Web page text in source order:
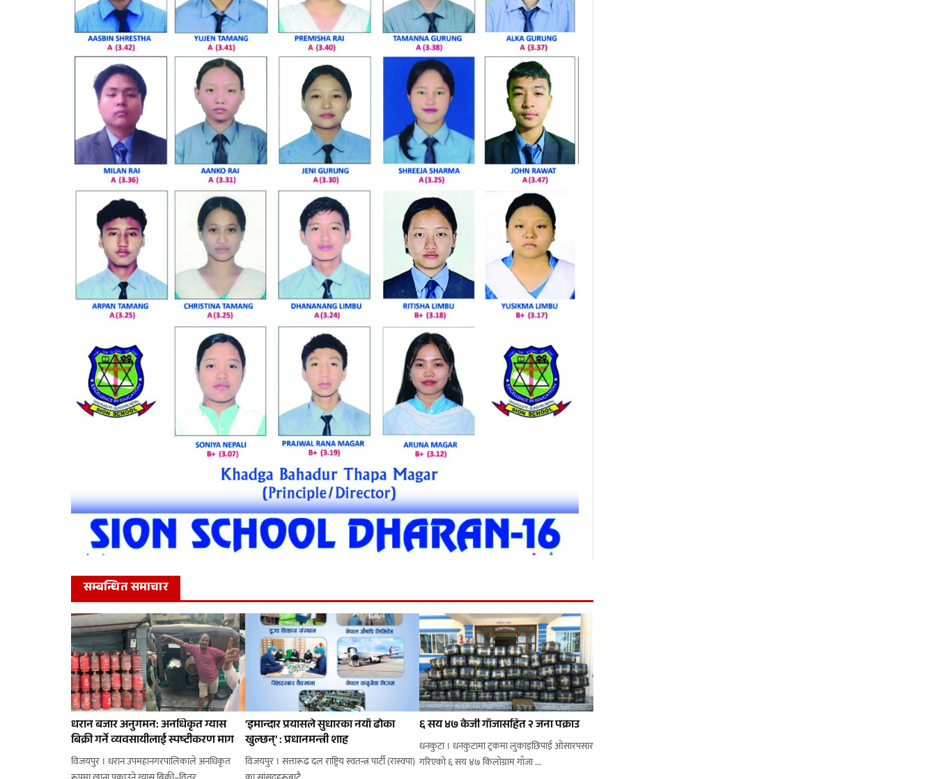
सम्बन्धित समाचार
धरान बजार अनुगमन: अनधिकृत ग्यास
बिक्री गर्ने व्यवसायीलाई स्पष्टीकरण माग
विजयपुर । धरान उपमहानगरपालिकाले अनधिकृत
‘इमान्दार प्रयासले सुधारका नयाँ ढोका
खुल्छन्’ : प्रधानमन्त्री शाह
विजयपुर । सत्तारूढ दल राष्ट्रिय स्वतन्त्र पार्टी (रास्वपा)
६ सय ४७ केजी गाँजासहित २ जना पक्राउ
धनकुटा । धनकुटामा ट्रकमा लुकाइछिपाई ओसारपसार
गरिएको ६ सय ४७ किलोग्राम गाँजा ...